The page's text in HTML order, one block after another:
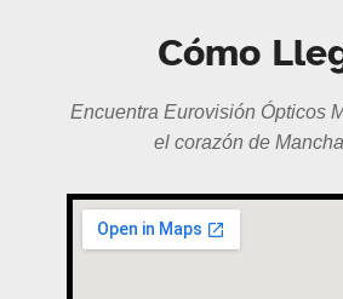
Cómo
Encuentra Eurovisión Ópticos
el corazón de